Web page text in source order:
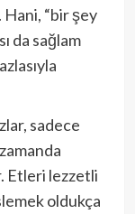
Hani, “bir şey
da sağlam
sadece
Etleri lezzetli
oldukça